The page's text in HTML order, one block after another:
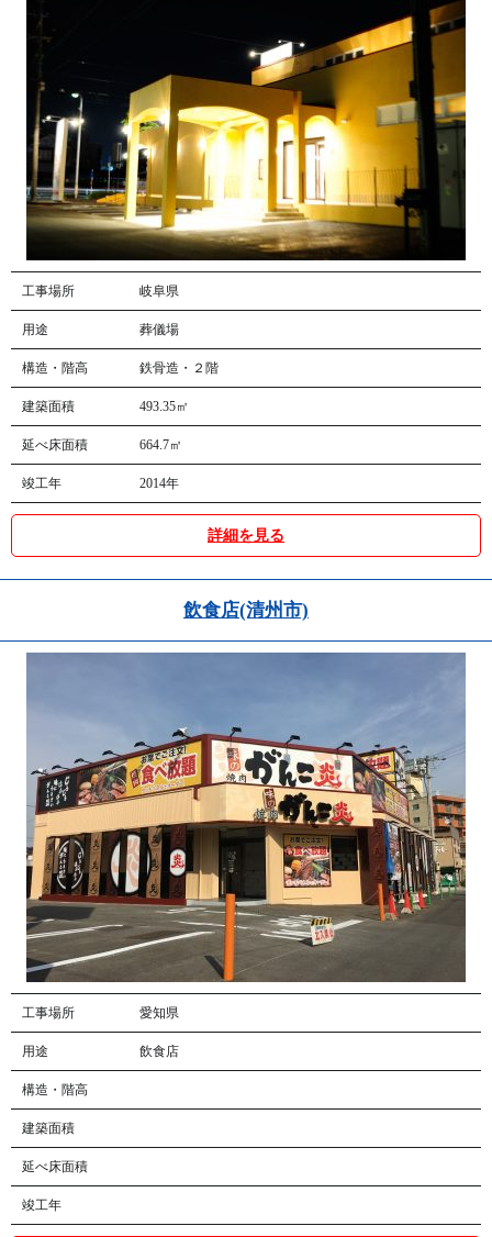
工事場所 岐阜県
用途 葬儀場
構造・階高 鉄骨造・２階
建築面積 493.35㎡
延べ床面積 664.7㎡
竣工年 2014年
詳細を見る
飲食店(清州市)
工事場所 愛知県
用途 飲食店
構造・階高
建築面積
延べ床面積
竣工年